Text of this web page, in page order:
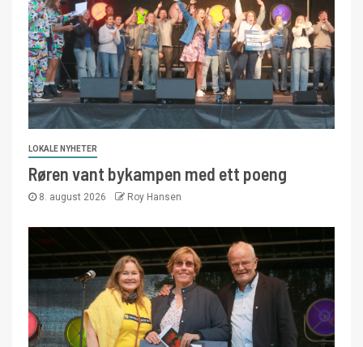
LOKALE NYHETER
Røren vant bykampen med ett poeng
8. august 2026 Roy Hansen